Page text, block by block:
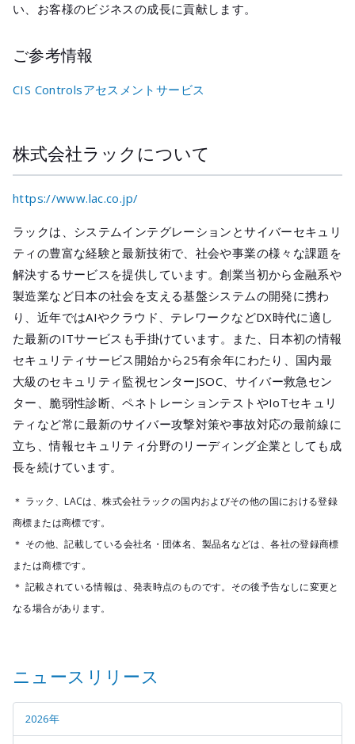
い、お客様のビジネスの成長に貢献します。
ご参考情報
CIS Controlsアセスメントサービス
株式会社ラックについて
https://www.lac.co.jp/
ラックは、システムインテグレーションとサイバーセキュリ
ティの豊富な経験と最新技術で、社会や事業の様々な課題を
解決するサービスを提供しています。創業当初から金融系や
製造業など日本の社会を支える基盤システムの開発に携わ
り、近年ではAIやクラウド、テレワークなどDX時代に適し
た最新のITサービスも手掛けています。また、日本初の情報
セキュリティサービス開始から25有余年にわたり、国内最
大級のセキュリティ監視センターJSOC、サイバー救急セン
ター、脆弱性診断、ペネトレーションテストやIoTセキュリ
ティなど常に最新のサイバー攻撃対策や事故対応の最前線に
立ち、情報セキュリティ分野のリーディング企業としても成
長を続けています。
＊ ラック、LACは、株式会社ラックの国内およびその他の国における登録
商標または商標です。
＊ その他、記載している会社名・団体名、製品名などは、各社の登録商標
または商標です。
＊ 記載されている情報は、発表時点のものです。その後予告なしに変更と
なる場合があります。
ニュースリリース
2026年